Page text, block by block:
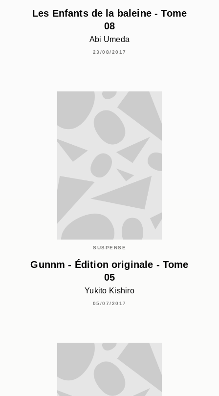
Les Enfants de la baleine - Tome
08
Abi Umeda
23/08/2017
SUSPENSE
Gunnm - Édition originale - Tome
05
Yukito Kishiro
05/07/2017